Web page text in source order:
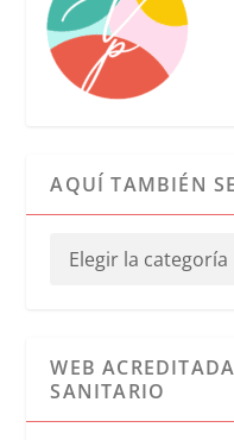
AQUÍ TAMBIÉN
WEB
SANITARIO